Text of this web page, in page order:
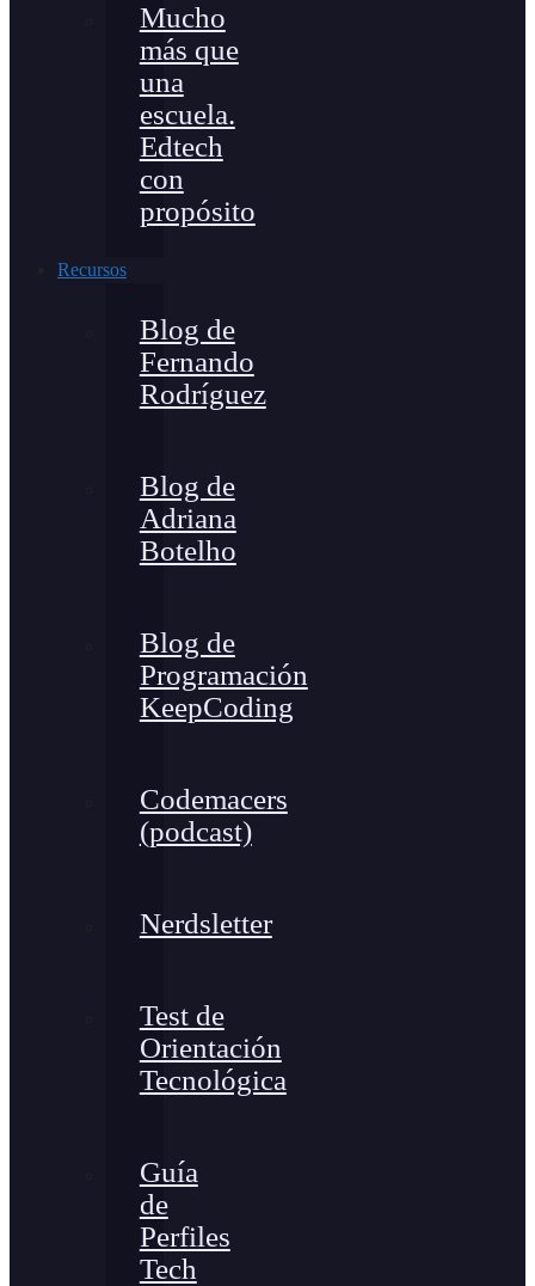
Mucho
más que
una
escuela.
Edtech
con
propósito
Recursos
Blog de
Fernando
Rodríguez
Blog de
Adriana
Botelho
Blog de
Programación
KeepCoding
Codemacers
(podcast)
Nerdsletter
Test de
Orientación
Tecnológica
Guía
de
Perfiles
Tech